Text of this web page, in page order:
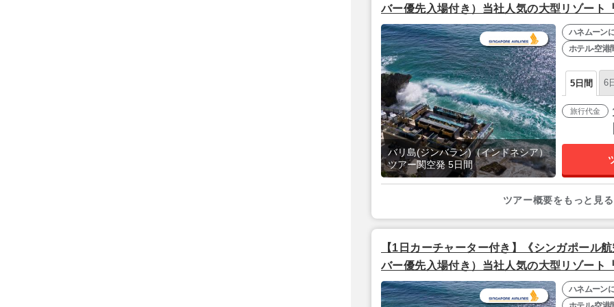
バー優先入場付き）当社人気の大型リゾート
【リゾートビュールーム】』バリ島5日間
バリ島(ジンバラン)（インドネシア）
ツアー関空発 5日間
ハネムーン
ホテル-空港
5日間 6
旅行代金
ツアー概要をもっと見る
【1日カーチャーター付き】《シンガポール
バー優先入場付き）当社人気の大型リゾート
【リゾートビュールーム】』バリ島5日間
ハネムーン